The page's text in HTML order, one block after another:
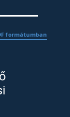
formátumban